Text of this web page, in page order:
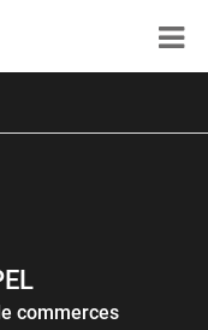
commerces